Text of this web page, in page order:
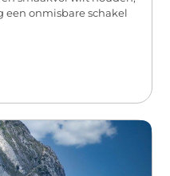
een onmisbare schakel